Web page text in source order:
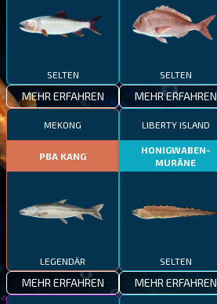
SELTEN
MEHR ERFAHREN
SELTEN
MEHR ERFAHREN
MEKONG
PBA KANG
LEGENDÄR
MEHR ERFAHREN
LIBERTY ISLAND
HONIGWABEN-
MURÄNE
SELTEN
MEHR ERFAHREN